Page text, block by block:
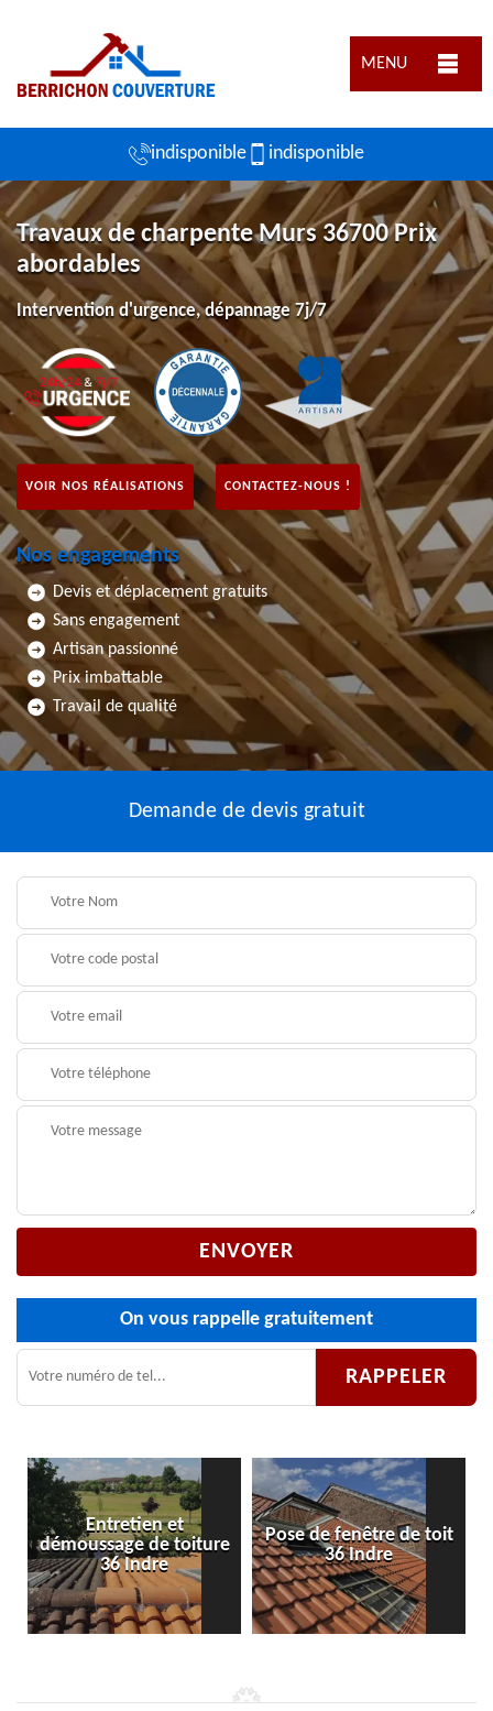
MENU
indisponible indisponible
Travaux de charpente Murs 36700 Prix
abordables
Intervention d'urgence, dépannage 7j/7
VOIR NOS RÉALISATIONS CONTACTEZ-NOUS !
Nos engagements
Devis et déplacement gratuits
Sans engagement
Artisan passionné
Prix imbattable
Travail de qualité
Demande de devis gratuit
On vous rappelle gratuitement
Entretien et
démoussage de toiture
36 Indre
Pose de fenêtre de toit
36 Indre